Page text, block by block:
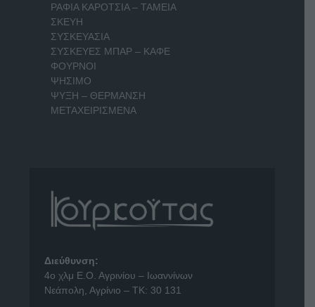
ΡΑΦΙΑ ΚΑΡΟΤΣΙΑ – ΤΑΜΕΙΑ
ΣΚΕΥΗ
ΣΥΣΚΕΥΑΣΙΑ
ΣΥΣΚΕΥΕΣ ΜΠΑΡ – ΚΑΦΕ
ΦΟΥΡΝΟΙ
ΨΗΣΙΜΟ
ΨΥΞΗ – ΘΕΡΜΑΝΣΗ
ΜΕΤΑΧΕΙΡΙΣΜΕΝΑ
Διεύθυνση:
4o χλμ Ε.Ο. Αγρινίου – Ιωαννίνων
Νεάπολη, Αγρίνιο – ΤΚ: 30 131